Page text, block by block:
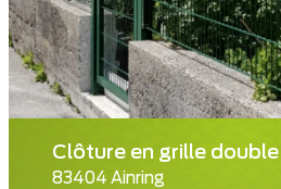
Clôture en grille
83404 Ainring